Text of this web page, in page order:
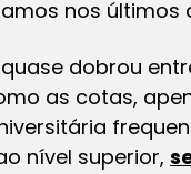
nos últimos
dobrou
as cotas,
nível superior,